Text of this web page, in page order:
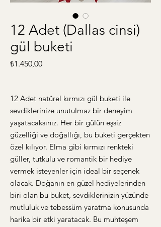
12 Adet (Dallas cinsi)
gül buketi
₺1.450,00Fiyat
12 Adet natürel kırmızı gül buketi ile
sevdiklerinize unutulmaz bir deneyim
yaşatacaksınız. Her bir gülün eşsiz
güzelliği ve doğallığı, bu buketi gerçekten
özel kılıyor. Elma gibi kırmızı renkteki
güller, tutkulu ve romantik bir hediye
vermek isteyenler için ideal bir seçenek
olacak. Doğanın en güzel hediyelerinden
biri olan bu buket, sevdiklerinizin yüzünde
mutluluk ve tebessüm yaratma konusunda
harika bir etki yaratacak. Bu muhteşem